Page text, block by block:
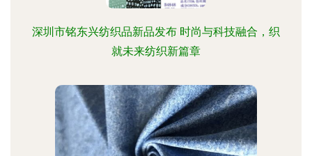
深圳市铭东兴纺织品新品发布 时尚与科技融合，织
就未来纺织新篇章